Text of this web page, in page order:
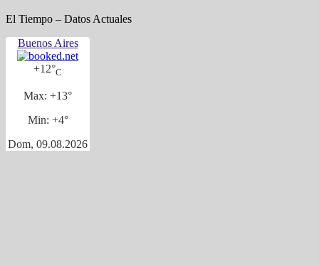
El Tiempo – Datos Actuales
Buenos Aires
+12°C
Max: +13°
Min: +4°
Dom, 09.08.2026